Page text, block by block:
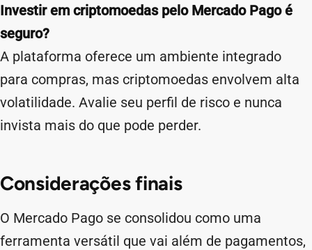
Investir em criptomoedas pelo Mercado Pago é
seguro?
A plataforma oferece um ambiente integrado
para compras, mas criptomoedas envolvem alta
volatilidade. Avalie seu perfil de risco e nunca
invista mais do que pode perder.
Considerações finais
O Mercado Pago se consolidou como uma
ferramenta versátil que vai além de pagamentos,